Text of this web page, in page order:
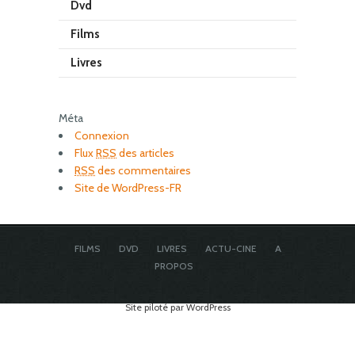
Dvd
Films
Livres
Méta
Connexion
FluxRSS des articles
RSS des commentaires
Site de WordPress-FR
FILMS DVD LIVRES ACTU-CINE
A
PROPOS
Site piloté par WordPress